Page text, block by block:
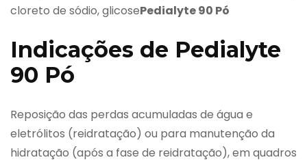
cloreto de sódio, glicosePedialyte 90 Pó
Indicações de Pedialyte
90 Pó
Reposição das perdas acumuladas de água e
eletrólitos (reidratação) ou para manutenção da
hidratação (após a fase de reidratação), em quadros